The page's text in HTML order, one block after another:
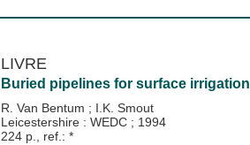
LIVRE
Buried pipelines for surface irrigation
R. Van Bentum ; I.K. Smout
Leicestershire : WEDC ; 1994
224 p., ref.: *